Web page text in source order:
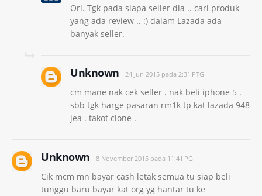
Ori. Tgk pada siapa seller dia .. cari produk
yang ada review .. :) dalam Lazada ada
banyak seller.
Unknown 24 Jun 2015 pada 2:31 PTG
cm mane nak cek seller . nak beli iphone 5 .
sbb tgk harge pasaran rm1k tp kat lazada 948
jea . takot clone .
Unknown 8 November 2015 pada 11:41 PG
Cik mcm mn bayar cash letak semua tu siap beli
tunggu baru bayar kat org yg hantar tu ke